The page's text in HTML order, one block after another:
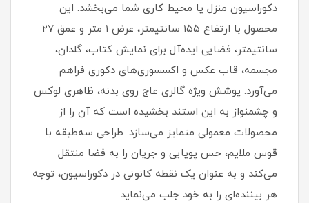
دکوراسیون منزل یا محیط کاری شما می‌بخشد. این
محصول با ارتفاع ۱۵۵ سانتیمتر، عرض ۱ متر و عمق ۲۷
سانتیمتر، فضایی ایده‌آل برای نمایش کتاب، گلدان،
مجسمه، قاب عکس و اکسسوری‌های دکوری فراهم
می‌آورد. پوشش ویژه گالری عاج روی بدنه، ظاهری لوکس
و چشمنواز به این استند بخشیده است که آن را از
محصولات معمولی متمایز می‌سازد. طراحی سه‌طبقه با
قوس ملایم، حس پویایی و جریان را به فضا منتقل
می‌کند و به عنوان یک نقطه کانونی در دکوراسیون، توجه
هر بیننده‌ای را به خود جلب می‌نماید.